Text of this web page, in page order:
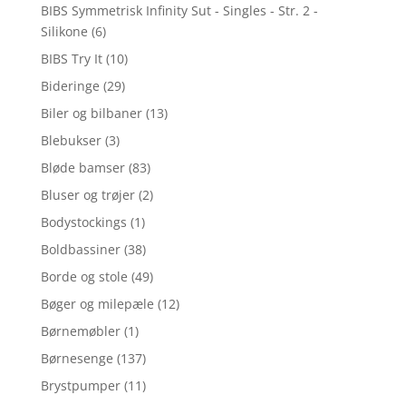
BIBS Symmetrisk Infinity Sut - Singles - Str. 2 -
Silikone (6)
BIBS Try It (10)
Bideringe (29)
Biler og bilbaner (13)
Blebukser (3)
Bløde bamser (83)
Bluser og trøjer (2)
Bodystockings (1)
Boldbassiner (38)
Borde og stole (49)
Bøger og milepæle (12)
Børnemøbler (1)
Børnesenge (137)
Brystpumper (11)